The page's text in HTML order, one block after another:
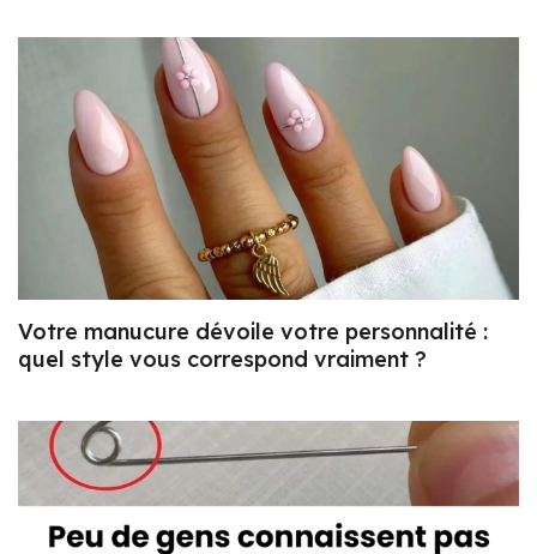
Votre manucure dévoile votre personnalité :
quel style vous correspond vraiment ?